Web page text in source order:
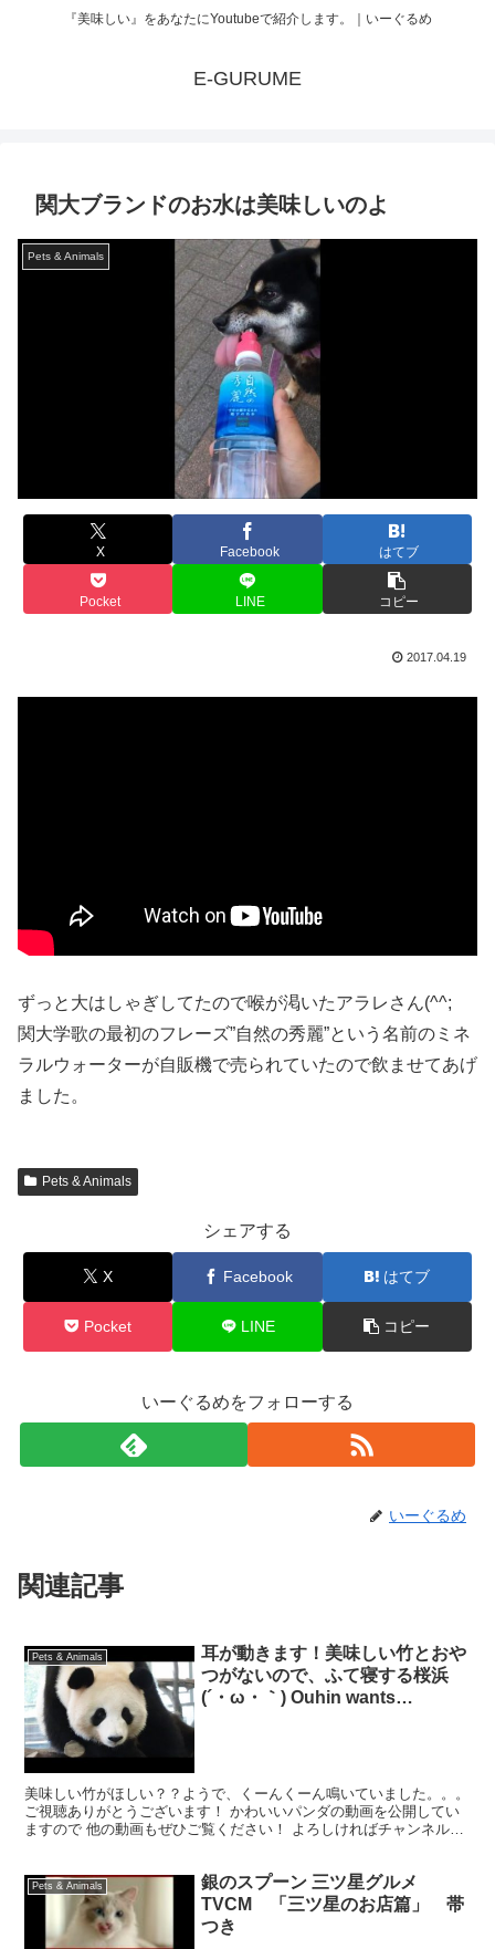
『美味しい』をあなたにYoutubeで紹介します。｜いーぐるめ
E-GURUME
関大ブランドのお水は美味しいのよ
Pets & Animals
X Facebook はてブ
Pocket LINE コピー
2017.04.19
ずっと大はしゃぎしてたので喉が渇いたアラレさん(^^;
関大学歌の最初のフレーズ”自然の秀麗”という名前のミネ
ラルウォーターが自販機で売られていたので飲ませてあげ
ました。
Pets & Animals
シェアする
X Facebook はてブ
Pocket LINE コピー
いーぐるめをフォローする
いーぐるめ
関連記事
Pets & Animals
耳が動きます！美味しい竹とおや
つがないので、ふて寝する桜浜
(´・ω・｀) Ouhin wants
美味しい竹がほしい？？ようで、くーんくーん鳴いていました。。。
ご視聴ありがとうございます！ かわいいパンダの動画を公開してい
ますので 他の動画もぜひご覧ください！ よろしければチャンネル登
Pets & Animals
銀のスプーン 三ツ星グルメ
TVCM 「三ツ星のお店篇」 帯
つき